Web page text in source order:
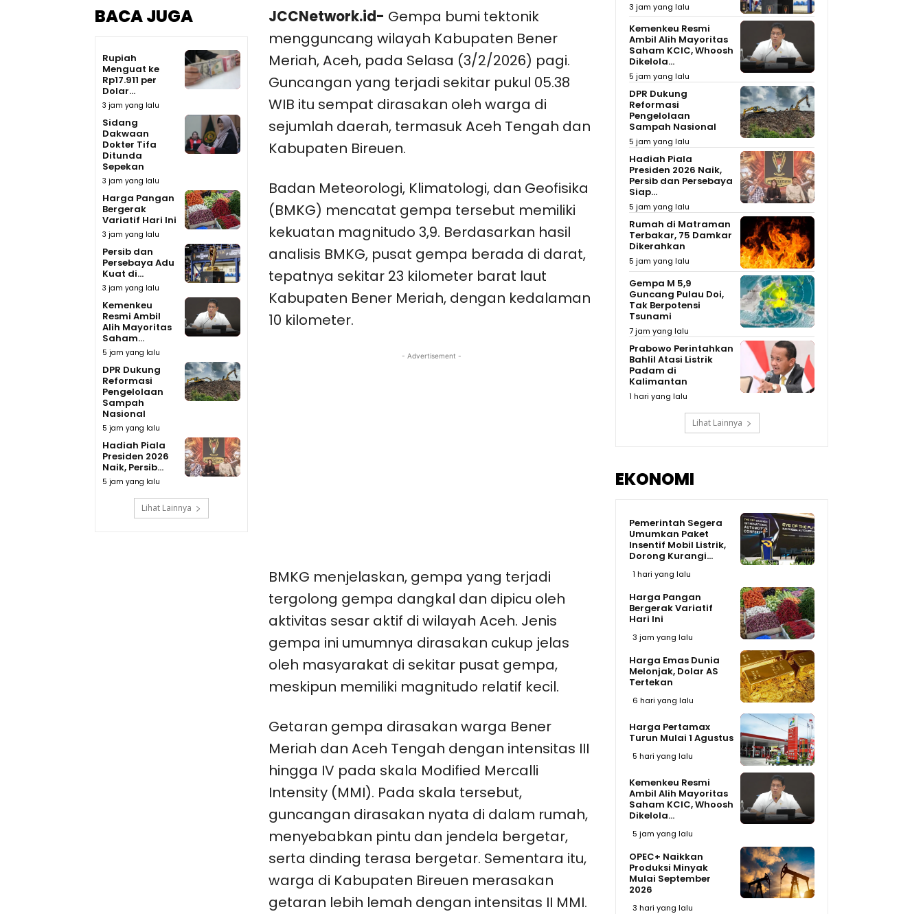
BACA JUGA
Rupiah
Menguat ke
Rp17.911 per
Dolar...
3 jam yang lalu
Sidang
Dakwaan
Dokter Tifa
Ditunda
Sepekan
3 jam yang lalu
Harga Pangan
Bergerak
Variatif Hari Ini
3 jam yang lalu
Persib dan
Persebaya Adu
Kuat di...
3 jam yang lalu
Kemenkeu
Resmi Ambil
Alih Mayoritas
Saham...
5 jam yang lalu
DPR Dukung
Reformasi
Pengelolaan
Sampah
Nasional
5 jam yang lalu
Hadiah Piala
Presiden 2026
Naik, Persib...
5 jam yang lalu
Lihat Lainnya
JCCNetwork.id- Gempa bumi tektonik
mengguncang wilayah Kabupaten Bener
Meriah, Aceh, pada Selasa (3/2/2026) pagi.
Guncangan yang terjadi sekitar pukul 05.38
WIB itu sempat dirasakan oleh warga di
sejumlah daerah, termasuk Aceh Tengah dan
Kabupaten Bireuen.
Badan Meteorologi, Klimatologi, dan Geofisika
(BMKG) mencatat gempa tersebut memiliki
kekuatan magnitudo 3,9. Berdasarkan hasil
analisis BMKG, pusat gempa berada di darat,
tepatnya sekitar 23 kilometer barat laut
Kabupaten Bener Meriah, dengan kedalaman
10 kilometer.
- Advertisement -
BMKG menjelaskan, gempa yang terjadi
tergolong gempa dangkal dan dipicu oleh
aktivitas sesar aktif di wilayah Aceh. Jenis
gempa ini umumnya dirasakan cukup jelas
oleh masyarakat di sekitar pusat gempa,
meskipun memiliki magnitudo relatif kecil.
Getaran gempa dirasakan warga Bener
Meriah dan Aceh Tengah dengan intensitas III
hingga IV pada skala Modified Mercalli
Intensity (MMI). Pada skala tersebut,
guncangan dirasakan nyata di dalam rumah,
menyebabkan pintu dan jendela bergetar,
serta dinding terasa bergetar. Sementara itu,
warga di Kabupaten Bireuen merasakan
getaran lebih lemah dengan intensitas II MMI.
3 jam yang lalu
Kemenkeu Resmi
Ambil Alih Mayoritas
Saham KCIC, Whoosh
Dikelola...
5 jam yang lalu
DPR Dukung
Reformasi
Pengelolaan
Sampah Nasional
5 jam yang lalu
Hadiah Piala
Presiden 2026 Naik,
Persib dan Persebaya
Siap...
5 jam yang lalu
Rumah di Matraman
Terbakar, 75 Damkar
Dikerahkan
5 jam yang lalu
Gempa M 5,9
Guncang Pulau Doi,
Tak Berpotensi
Tsunami
7 jam yang lalu
Prabowo Perintahkan
Bahlil Atasi Listrik
Padam di
Kalimantan
1 hari yang lalu
Lihat Lainnya
EKONOMI
Pemerintah Segera
Umumkan Paket
Insentif Mobil Listrik,
Dorong Kurangi...
1 hari yang lalu
Harga Pangan
Bergerak Variatif
Hari Ini
3 jam yang lalu
Harga Emas Dunia
Melonjak, Dolar AS
Tertekan
6 hari yang lalu
Harga Pertamax
Turun Mulai 1 Agustus
5 hari yang lalu
Kemenkeu Resmi
Ambil Alih Mayoritas
Saham KCIC, Whoosh
Dikelola...
5 jam yang lalu
OPEC+ Naikkan
Produksi Minyak
Mulai September
2026
3 hari yang lalu